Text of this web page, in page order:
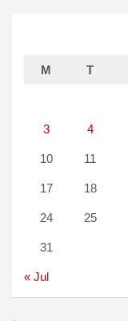
M T
3 4
10 11
17 18
24 25
31
« Jul